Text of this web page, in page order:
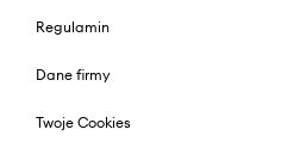
Regulamin
Dane firmy
Twoje Cookies